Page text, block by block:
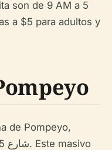
son de 9 AM a 5
a $5 para adultos y
de Pompeyo,